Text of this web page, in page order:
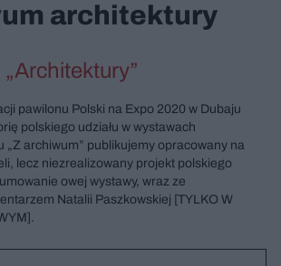
architektury
pawilonu Polski na Expo 2020 w Dubaju
polskiego udziału w wystawach
„Z archiwum” publikujemy opracowany na
lecz niezrealizowany projekt polskiego
owej wystawy, wraz ze
Natalii Paszkowskiej [TYLKO W